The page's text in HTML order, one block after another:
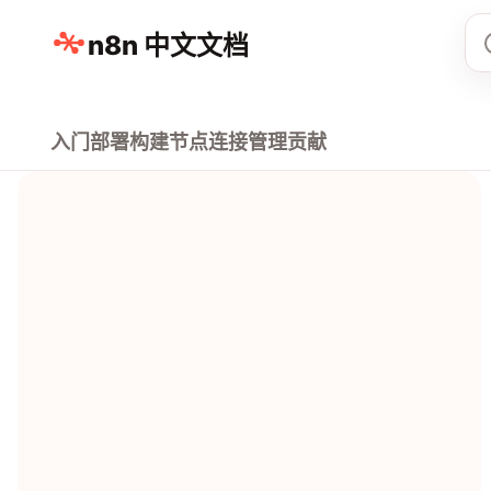
n8n 中文文档
入门部署构建节点连接管理贡献